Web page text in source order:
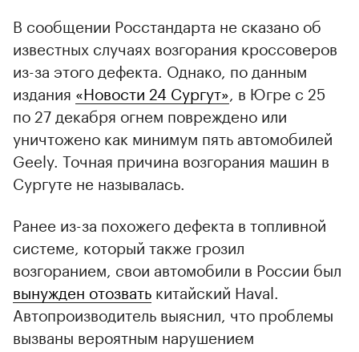
В сообщении Росстандарта не сказано об
известных случаях возгорания кроссоверов
из-за этого дефекта. Однако, по данным
издания «Новости 24 Сургут», в Югре с 25
по 27 декабря огнем повреждено или
уничтожено как минимум пять автомобилей
Geely. Точная причина возгорания машин в
Сургуте не называлась.
Ранее из-за похожего дефекта в топливной
системе, который также грозил
возгоранием, свои автомобили в России был
вынужден отозвать китайский Haval.
Автопроизводитель выяснил, что проблемы
вызваны вероятным нарушением